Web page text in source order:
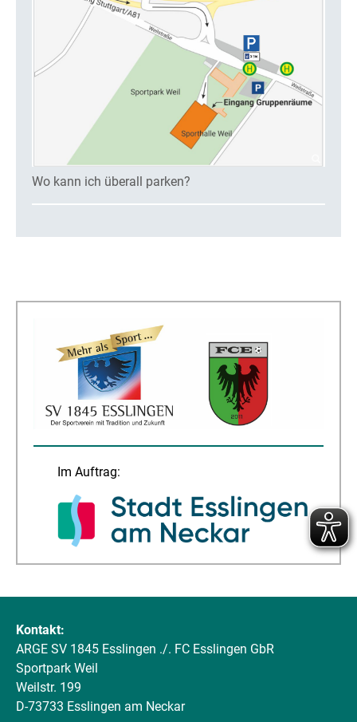
Wo kann ich überall parken?
Im Auftrag:
Kontakt:
ARGE SV 1845 Esslingen ./. FC Esslingen GbR
Sportpark Weil
Weilstr. 199
D-73733 Esslingen am Neckar